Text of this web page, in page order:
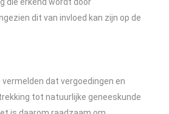
dit van invloed kan zijn op de
vermelden dat vergoedingen en
tot natuurlijke geneeskunde